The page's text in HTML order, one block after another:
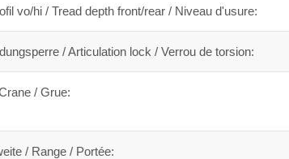
vo/hi / Tread depth front/rear / Niveau d'usure:
/ Articulation lock / Verrou de torsion:
/ Grue:
/ Range / Portée: